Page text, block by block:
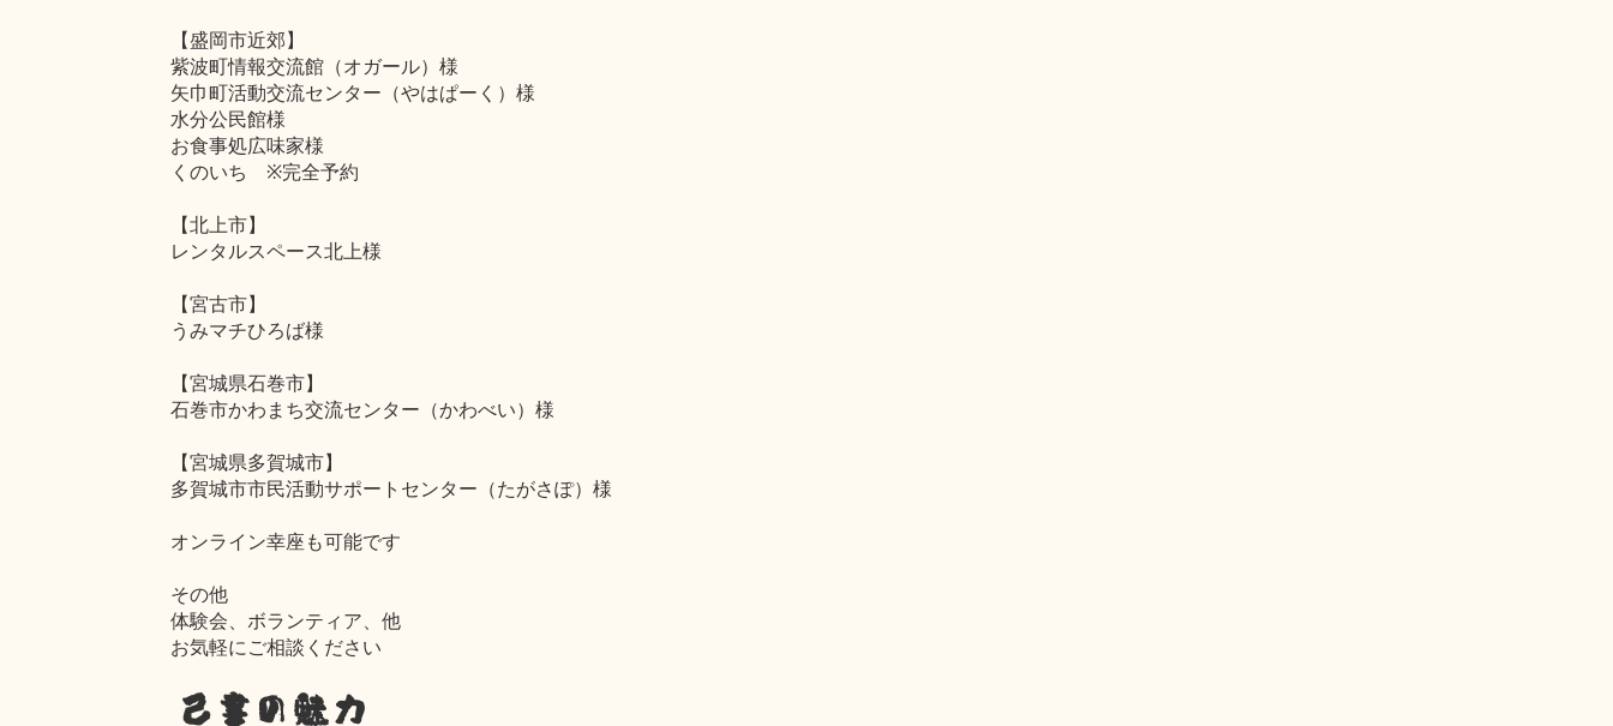
【盛岡市近郊】
紫波町情報交流館（オガール）様
矢巾町活動交流センター（やはぱーく）様
水分公民館様
お食事処広味家様
くのいち ※完全予約
【北上市】
レンタルスペース北上様
【宮古市】
うみマチひろば様
【宮城県石巻市】
石巻市かわまち交流センター（かわべい）様
【宮城県多賀城市】
多賀城市市民活動サポートセンター（たがさぽ）様
オンライン幸座も可能です
その他
体験会、ボランティア、他
お気軽にご相談ください
己書の魅力